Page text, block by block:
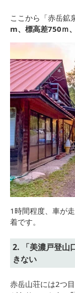
ここから「赤岳鉱
m、標高差750ｍ
1時間程度、車が
着です。
2. 「美濃戸登山
きない
赤岳山荘には2つ